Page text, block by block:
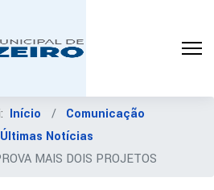
Início
Comunicação
Últimas Notícias
MAIS DOIS PROJETOS